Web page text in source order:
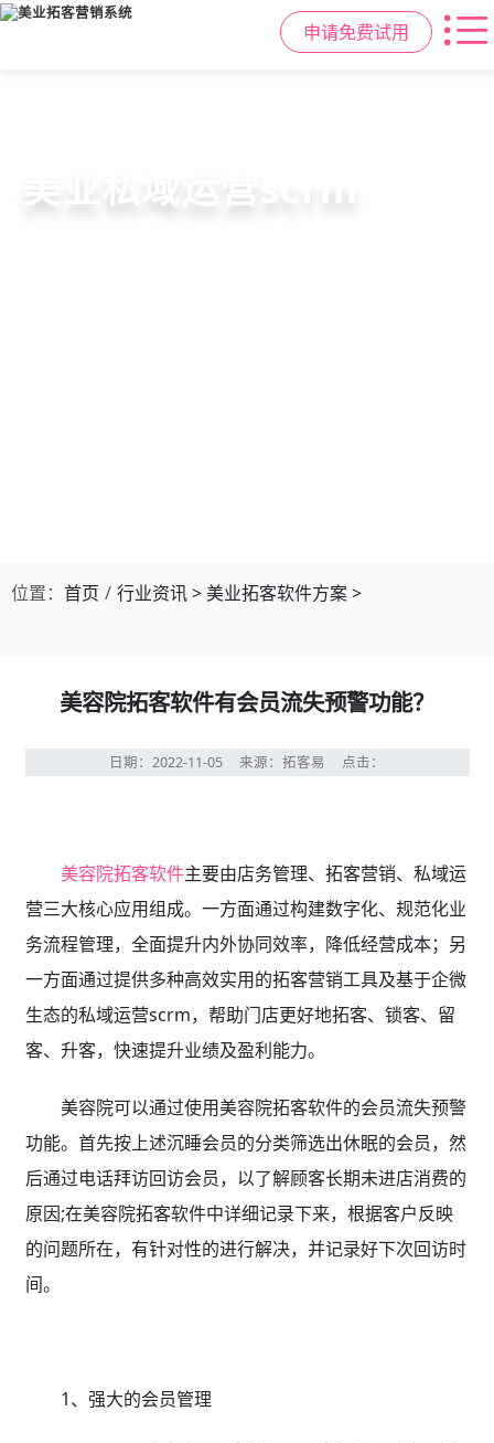
申请免费试用
美业拓客，就用
美容院拓客方案
美业私域运营scrm
位置： 首页 行业资讯>美业拓客软件方案>
美容院拓客软件有会员流失预警功能？
日期：2022-11-05 来源：拓客易 点击：
美容院拓客软件主要由店务管理、拓客营销、私域运
营三大核心应用组成。一方面通过构建数字化、规范化业
务流程管理，全面提升内外协同效率，降低经营成本；另
一方面通过提供多种高效实用的拓客营销工具及基于企微
生态的私域运营scrm，帮助门店更好地拓客、锁客、留
客、升客，快速提升业绩及盈利能力。
美容院可以通过使用美容院拓客软件的会员流失预警
功能。首先按上述沉睡会员的分类筛选出休眠的会员，然
后通过电话拜访回访会员，以了解顾客长期未进店消费的
原因;在美容院拓客软件中详细记录下来，根据客户反映
的问题所在，有针对性的进行解决，并记录好下次回访时
间。
1、强大的会员管理